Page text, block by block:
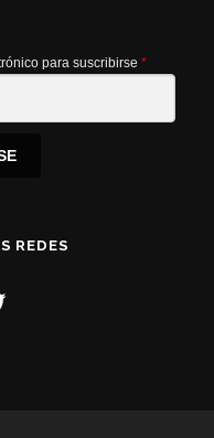
para suscribirse *
REDES